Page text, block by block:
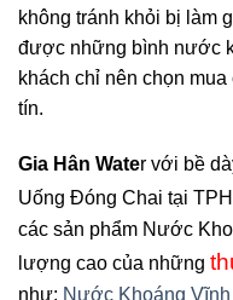
không tránh khỏi bị làm
được những bình nước
khách chỉ nên chọn
tín.
Gia Hân Water với bề
Uống Đóng Chai tại
các sản phẩm Nước
lượng cao của những
như: Nước Khoáng